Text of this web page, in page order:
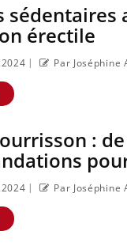
sédentaires
érectile
| Par Joséphine
:
| Par Joséphine